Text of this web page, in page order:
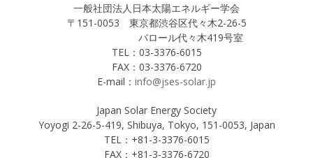
一般社団法人日本太陽エネルギー学会
〒151-0053 東京都渋谷区代々木2-26-5
バロール代々木419号室
TEL：03-3376-6015
FAX：03-3376-6720
E-mail： info@jses-solar.jp
Japan Solar Energy Society
Yoyogi 2-26-5-419, Shibuya, Tokyo, 151-0053, Japan
TEL：+81-3-3376-6015
FAX：+81-3-3376-6720